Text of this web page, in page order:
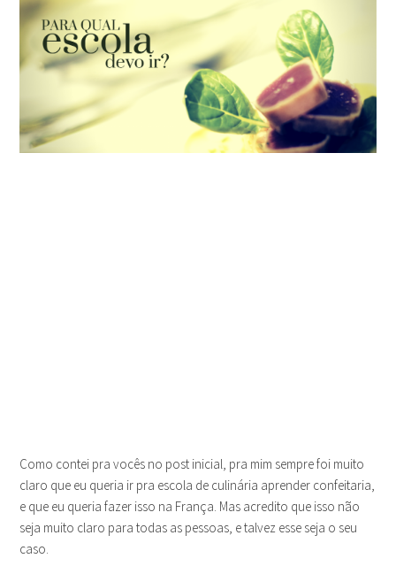
Como contei pra vocês no post inicial, pra mim sempre foi muito
claro que eu queria ir pra escola de culinária aprender confeitaria,
e que eu queria fazer isso na França. Mas acredito que isso não
seja muito claro para todas as pessoas, e talvez esse seja o seu
caso.